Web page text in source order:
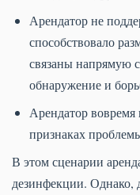
Арендатор не
способствовало
связаны напрямую
обнаружение и
Арендатор
признаках
В этом сценарии
дезинфекции. Однако,